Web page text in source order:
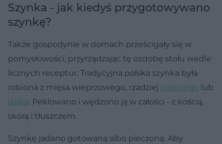
Szynka - jak kiedyś przygotowywano
szynkę?
Także gospodynie w domach prześcigały się w
pomysłowości, przyrządzając tę ozdobę stołu wedle
licznych receptur. Tradycyjna polska szynka była
robiona z mięsa wieprzowego, rzadziej cielęcego lub
dzika. Peklowano i wędzono ją w całości - z kością,
skórą i tłuszczem.
Szynkę jadano gotowaną albo pieczoną. Aby